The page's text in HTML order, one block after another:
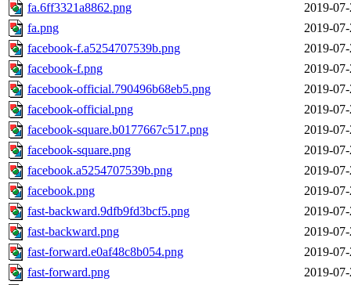
fa.6ff3321a8862.png
2019-
fa.png
2019-
facebook-f.a5254707539b.png
2019-
facebook-f.png
2019-
facebook-official.790496b68eb5.png
2019-
facebook-official.png
2019-
facebook-square.b0177667c517.png
2019-
facebook-square.png
2019-
facebook.a5254707539b.png
2019-
facebook.png
2019-
fast-backward.9dfb9fd3bcf5.png
2019-
fast-backward.png
2019-
fast-forward.e0af48c8b054.png
2019-
fast-forward.png
2019-